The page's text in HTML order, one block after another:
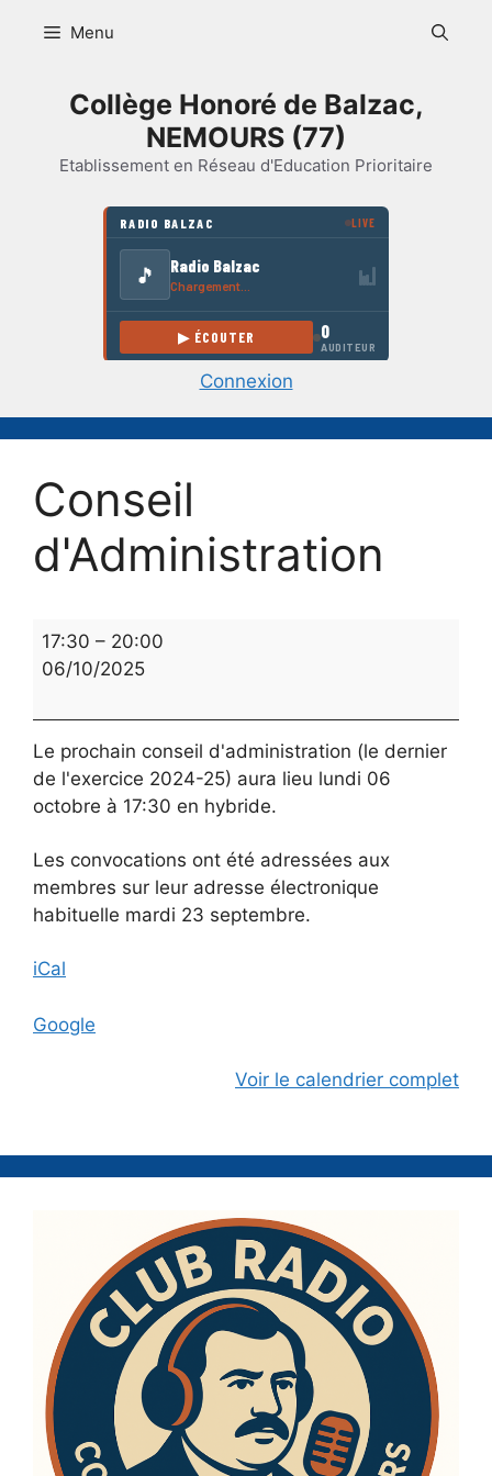
Menu
Collège Honoré de Balzac,
NEMOURS (77)
Etablissement en Réseau d'Education Prioritaire
Connexion
Conseil
d'Administration
Conseil
d'Administration
17:30 – 20:00
06/10/2025
Le prochain conseil d'administration (le dernier
de l'exercice 2024-25) aura lieu lundi 06
octobre à 17:30 en hybride.
Les convocations ont été adressées aux
membres sur leur adresse électronique
habituelle mardi 23 septembre.
iCal
Google
Voir le calendrier complet